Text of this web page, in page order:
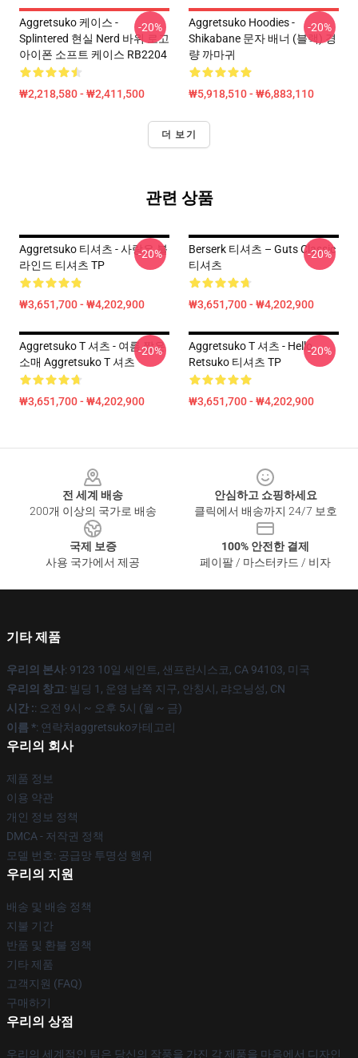
Aggretsuko 케이스 -
Splintered 현실 Nerd 바위 로고
아이폰 소프트 케이스 RB2204
₩2,218,580 - ₩2,411,500
-20%
Aggretsuko Hoodies -
Shikabane 문자 배너 (블랙) 경
량 까마귀
₩5,918,510 - ₩6,883,110
-20%
더 보기
관련 상품
Aggretsuko 티셔츠 - 사랑은 블
라인드 티셔츠 TP
₩3,651,700 - ₩4,202,900
-20%
Berserk 티셔츠 – Guts Classic
티셔츠
₩3,651,700 - ₩4,202,900
-20%
Aggretsuko T 셔츠 - 여름 짧은
소매 Aggretsuko T 셔츠
₩3,651,700 - ₩4,202,900
-20%
Aggretsuko T 셔츠 - Hello
Retsuko 티셔츠 TP
₩3,651,700 - ₩4,202,900
-20%
전 세계 배송
200개 이상의 국가로 배송
안심하고 쇼핑하세요
클릭에서 배송까지 24/7 보호
국제 보증
사용 국가에서 제공
100% 안전한 결제
페이팔 / 마스터카드 / 비자
기타 제품
우리의 본사: 9123 10일 세인트, 샌프란시스코, CA 94103, 미국
우리의 창고: 빌딩 1, 운영 남쪽 지구, 안칭시, 랴오닝성, CN
시간 :: 오전 9시 ~ 오후 5시 (월 ~ 금)
이름 *: 연락처aggretsuko카테고리
우리의 회사
제품 정보
이용 약관
개인 정보 정책
DMCA - 저작권 정책
모델 번호: 공급망 투명성 행위
우리의 지원
배송 및 배송 정책
지불 기간
반품 및 환불 정책
기타 제품
고객지원 (FAQ)
구매하기
우리의 상점
우리의 세계적인 팀은 당신의 작풍을 가진 각 제품을 마음에서 디자인